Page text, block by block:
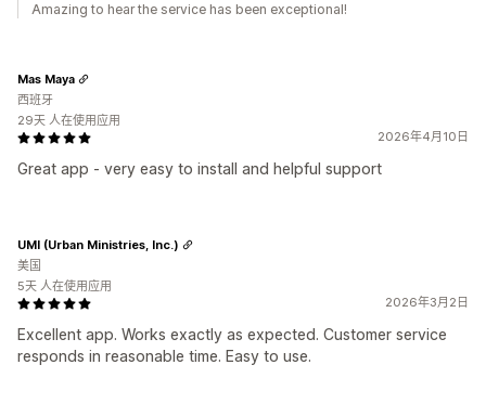
Amazing to hear the service has been exceptional!
2026年4月10日
Great app - very easy to install and helpful support
Mas Maya
西班牙
29天 人在使用应用
2026年3月2日
Excellent app. Works exactly as expected. Customer service
responds in reasonable time. Easy to use.
UMI (Urban Ministries, Inc.)
美国
5天 人在使用应用